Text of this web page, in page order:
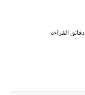
دقائق القراءة